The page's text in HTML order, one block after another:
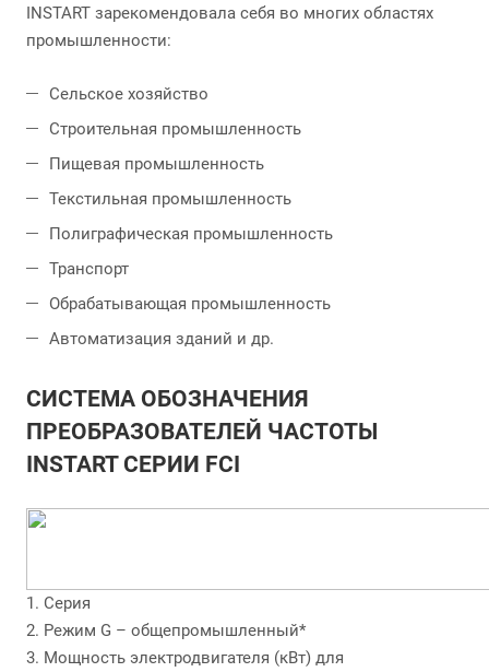
INSTART зарекомендовала себя во многих областях
промышленности:
Сельское хозяйство
Строительная промышленность
Пищевая промышленность
Текстильная промышленность
Полиграфическая промышленность
Транспорт
Обрабатывающая промышленность
Автоматизация зданий и др.
СИСТЕМА ОБОЗНАЧЕНИЯ
ПРЕОБРАЗОВАТЕЛЕЙ ЧАСТОТЫ
INSTART СЕРИИ FCI
1. Серия
2. Режим G – общепромышленный*
3. Мощность электродвигателя (кВт) для